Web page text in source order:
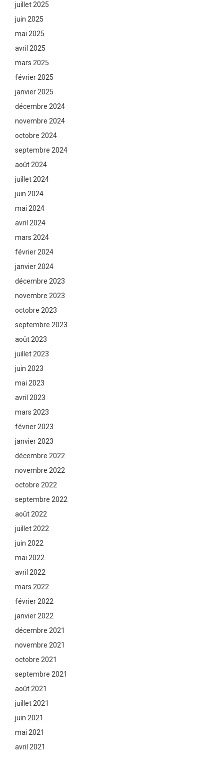
juillet 2025
juin 2025
mai 2025
avril 2025
mars 2025
février 2025
janvier 2025
décembre 2024
novembre 2024
octobre 2024
septembre 2024
août 2024
juillet 2024
juin 2024
mai 2024
avril 2024
mars 2024
février 2024
janvier 2024
décembre 2023
novembre 2023
octobre 2023
septembre 2023
août 2023
juillet 2023
juin 2023
mai 2023
avril 2023
mars 2023
février 2023
janvier 2023
décembre 2022
novembre 2022
octobre 2022
septembre 2022
août 2022
juillet 2022
juin 2022
mai 2022
avril 2022
mars 2022
février 2022
janvier 2022
décembre 2021
novembre 2021
octobre 2021
septembre 2021
août 2021
juillet 2021
juin 2021
mai 2021
avril 2021